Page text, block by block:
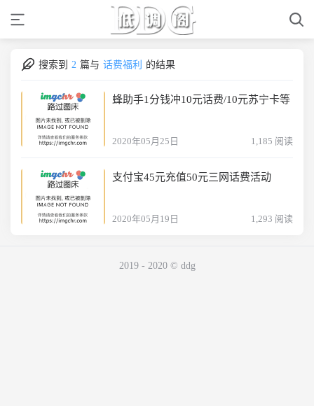
搜索到 2 篇与 话费福利 的结果
蜂助手1分钱冲10元话费/10元苏宁卡等
2020年05月25日 1,185 阅读
支付宝45元充值50元三网话费活动
2020年05月19日 1,293 阅读
2019 - 2020 © ddg